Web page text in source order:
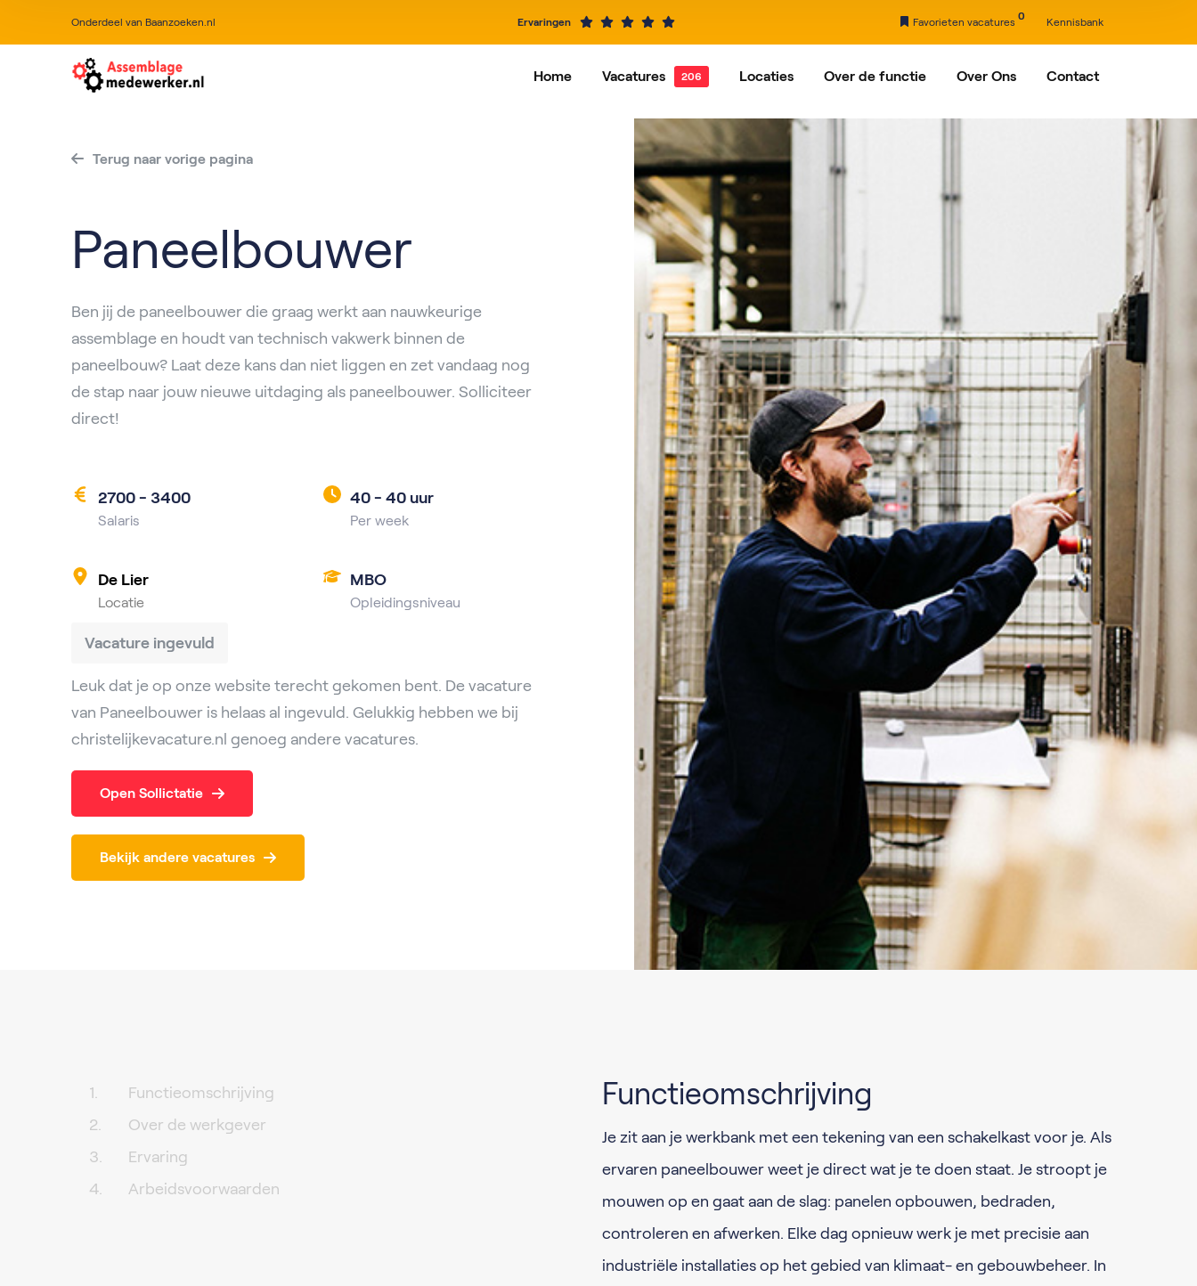
Onderdeel van Baanzoeken.nl Ervaringen Favorieten vacatures
0
Kennisbank
Home Vacatures
Vacatures per functie
Locaties
Dordrecht Hardinxveld-Giessendam
Alblasserdam Barendrecht
IJsselstein Rotterdam
Roosendaal Nieuwegein
Over de functie Over Ons Contact
Terug naar vorige pagina
Paneelbouwer
Ben jij de paneelbouwer die graag werkt aan nauwkeurige
assemblage en houdt van technisch vakwerk binnen de
paneelbouw? Laat deze kans dan niet liggen en zet vandaag nog
de stap naar jouw nieuwe uitdaging als paneelbouwer. Solliciteer
direct!
2700 - 3400
Salaris
40 - 40 uur
Per week
De Lier
Locatie
MBO
Opleidingsniveau
Vacature ingevuld
Leuk dat je op onze website terecht gekomen bent. De vacature
van Paneelbouwer is helaas al ingevuld. Gelukkig hebben we bij
christelijkevacature.nl genoeg andere vacatures.
Open Sollictatie
Bekijk andere vacatures
Functieomschrijving
Over de werkgever
Ervaring
Arbeidsvoorwaarden
Functieomschrijving
Je zit aan je werkbank met een tekening van een schakelkast voor je. Als
ervaren paneelbouwer weet je direct wat je te doen staat. Je stroopt je
mouwen op en gaat aan de slag: panelen opbouwen, bedraden,
controleren en afwerken. Elke dag opnieuw werk je met precisie aan
industriële installaties op het gebied van klimaat- en gebouwbeheer. In